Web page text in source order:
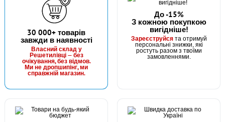
30 000+ товарів
завжди в наявності
Власний склад у
Решетилівці — без
очікування, без відмов.
Ми не дропшипінг, ми
справжній магазин.
До -15%
З кожною покупкою
вигідніше!
Зареєструйсята отримуй
персональні знижки, які
ростуть разом з твоїми
замовленнями.